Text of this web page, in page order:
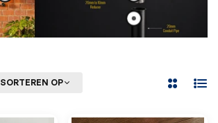
SORTEREN OP
2
Lijst